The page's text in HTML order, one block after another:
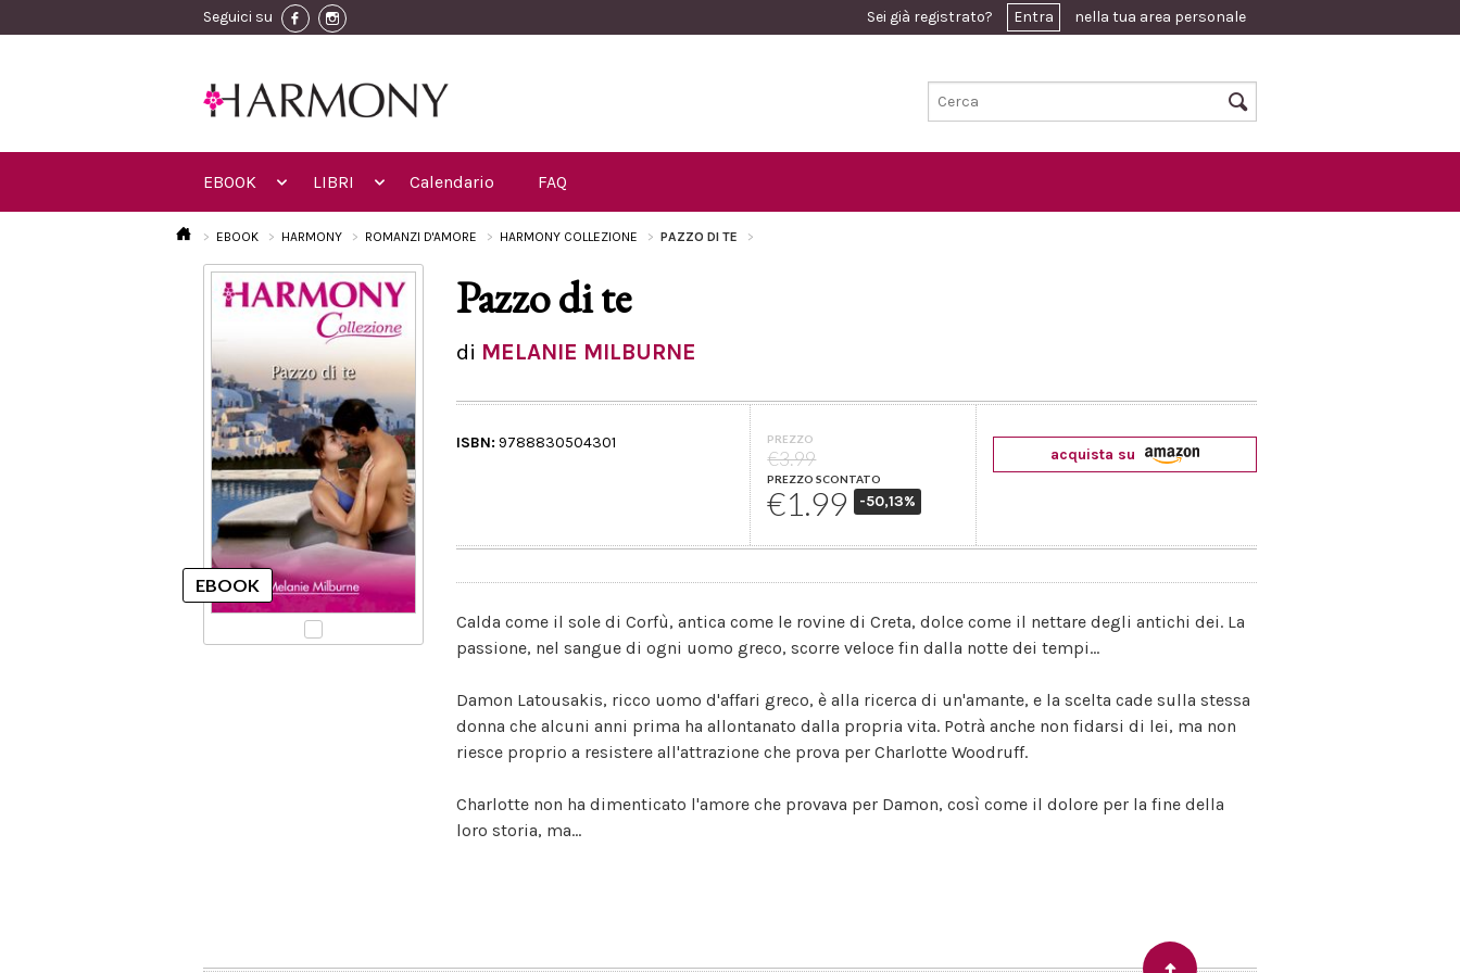
Seguici su Sei già registrato? Entra nella tua area personale
EBOOK LIBRI Calendario FAQ
EBOOK HARMONY ROMANZI D'AMORE HARMONY COLLEZIONE PAZZO DI TE
Pazzo di te
di MELANIE MILBURNE
ISBN: 9788830504301 PREZZO
€3.99
PREZZO SCONTATO
€1.99 -50,13%
acquista su
Calda come il sole di Corfù, antica come le rovine di Creta, dolce come il nettare degli antichi dei. La
passione, nel sangue di ogni uomo greco, scorre veloce fin dalla notte dei tempi...
Damon Latousakis, ricco uomo d'affari greco, è alla ricerca di un'amante, e la scelta cade sulla stessa
donna che alcuni anni prima ha allontanato dalla propria vita. Potrà anche non fidarsi di lei, ma non
riesce proprio a resistere all'attrazione che prova per Charlotte Woodruff.
Charlotte non ha dimenticato l'amore che provava per Damon, così come il dolore per la fine della
loro storia, ma...